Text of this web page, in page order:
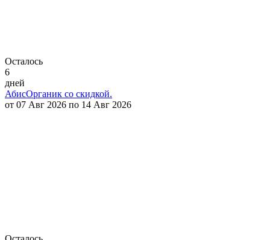
Осталось
6
дней
АбисОрганик со скидкой.
от 07 Авг 2026 по 14 Авг 2026